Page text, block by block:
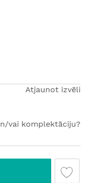
Atjaunot izvēli
vai komplektāciju?